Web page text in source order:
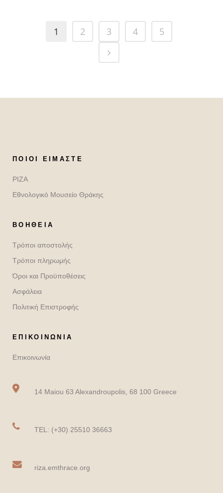
1 2 3 4 5
ΠΟΙΟΙ ΕΊΜΑΣΤΕ
ΡΙΖΑ
Εθνολογικό Μουσείο Θράκης
ΒΟΉΘΕΙΑ
Τρόποι αποστολής
Τρόποι πληρωμής
Όροι και Προϋποθέσεις
Ασφάλεια
Πολιτική Επιστροφής
ΕΠΙΚΟΙΝΩΝΙΑ
Επικοινωνία
14 Maiou 63 Alexandroupolis, 68 100 Greece
TEL: (+30) 25510 36663
riza.emthrace.org